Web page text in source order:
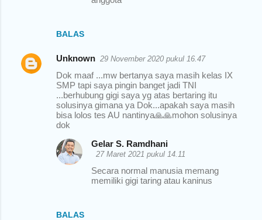
BALAS
Unknown 29 November 2020 pukul 16.47
Dok maaf ...mw bertanya saya masih kelas IX
SMP tapi saya pingin banget jadi TNI
...berhubung gigi saya yg atas bertaring itu
solusinya gimana ya Dok...apakah saya masih
bisa lolos tes AU nantinya🙏🙏mohon solusinya
dok
BALAS
Gelar S. Ramdhani
27 Maret 2021 pukul 14.11
Secara normal manusia memang
memiliki gigi taring atau kaninus